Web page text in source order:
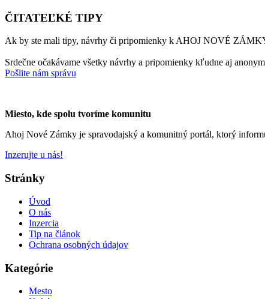
ČITATEĽKÉ TIPY
Ak by ste mali tipy, návrhy či pripomienky k AHOJ NOVÉ
Srdečne očakávame všetky návrhy a pripomienky kľudne aj
Pošlite nám správu
Miesto, kde spolu tvoríme komunitu
Ahoj Nové Zámky je spravodajský a komunitný portál, ktorý
Inzerujte u nás!
Stránky
Úvod
O nás
Inzercia
Tip na článok
Ochrana osobných údajov
Kategórie
Mesto